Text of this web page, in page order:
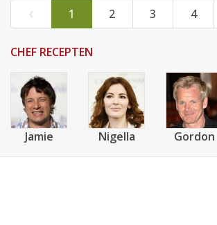
‹ 1 2 3 4
CHEF RECEPTEN
Jamie Nigella Gordon